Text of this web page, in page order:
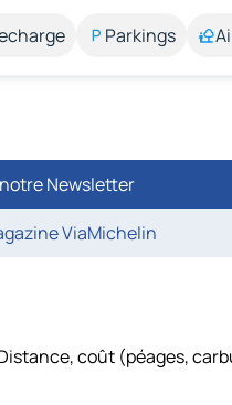
Parkings
Newsletter
ViaMichelin
coût (péages,